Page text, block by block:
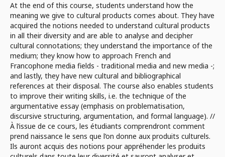
At the end of this course, students understand how the
meaning we give to cultural products comes about. They have
acquired the notions needed to understand cultural products
in all their diversity and are able to analyse and decipher
cultural connotations; they understand the importance of the
medium; they know how to approach French and
Francophone media fields - traditional media and new media -;
and lastly, they have new cultural and bibliographical
references at their disposal. The course also enables students
to improve their writing skills, i.e. the technique of the
argumentative essay (emphasis on problematisation,
discursive structuring, argumentation, and formal language). //
À l’issue de ce cours, les étudiants comprendront comment
prend naissance le sens que l’on donne aux produits culturels.
Ils auront acquis des notions pour appréhender les produits